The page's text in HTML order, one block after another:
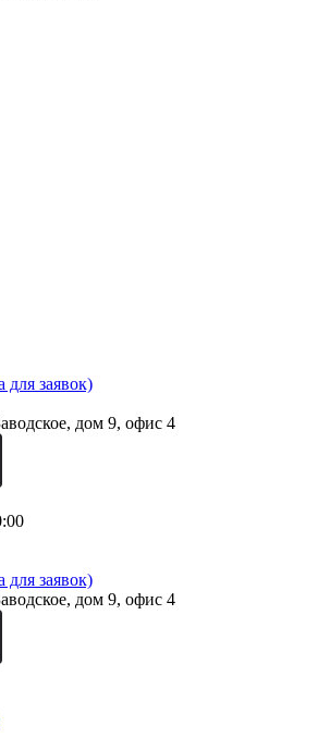
для заявок)
дом 9, офис 4
для заявок)
дом 9, офис 4